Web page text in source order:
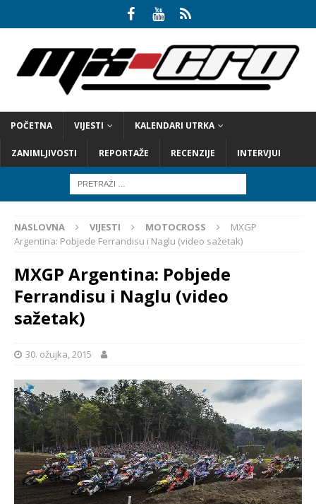
POČETNA VIJESTI KALENDARI UTRKA
ZANIMLJIVOSTI REPORTAŽE RECENZIJE INTERVJUI
NASLOVNA VIJESTI MOTOCROSS
MXGP
Argentina: Pobjede Ferrandisu i Naglu (video sažetak)
MXGP Argentina: Pobjede
Ferrandisu i Naglu (video
sažetak)
30. ožujka, 2015